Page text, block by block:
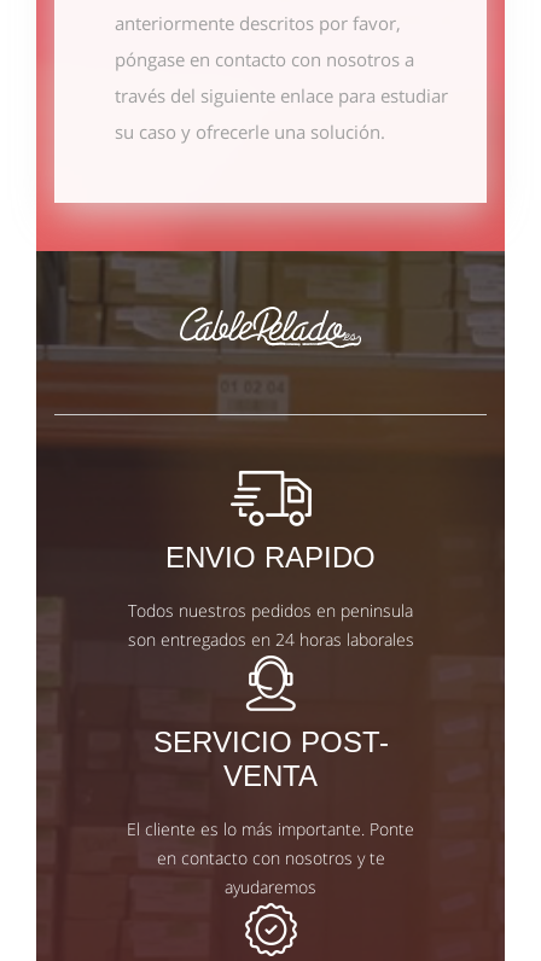
anteriormente descritos por favor,
póngase en contacto con nosotros a
través del siguiente enlace para estudiar
su caso y ofrecerle una solución.
ENVIO RAPIDO
Todos nuestros pedidos en peninsula
son entregados en 24 horas laborales
SERVICIO POST-
VENTA
El cliente es lo más importante. Ponte
en contacto con nosotros y te
ayudaremos